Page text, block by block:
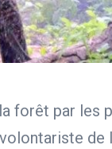
forêt par les
de